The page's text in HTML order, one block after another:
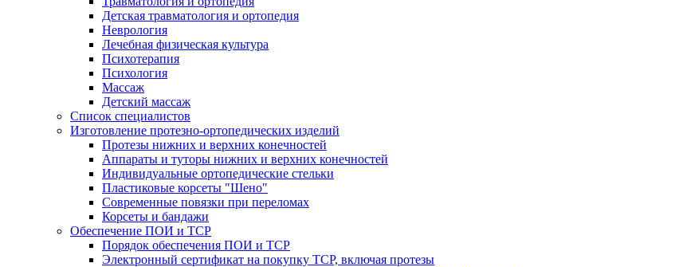
Детская травматология и ортопедия
Неврология
Лечебная физическая культура
Психотерапия
Психология
Массаж
Детский массаж
Список специалистов
Изготовление протезно-ортопедических изделий
Протезы нижних и верхних конечностей
Аппараты и туторы нижних и верхних конечностей
Индивидуальные ортопедические стельки
Пластиковые корсеты "Шено"
Современные повязки при переломах
Корсеты и бандажи
Обеспечение ПОИ и ТСР
Порядок обеспечения ПОИ и ТСР
Электронный сертификат на покупку ТСР, включая протезы